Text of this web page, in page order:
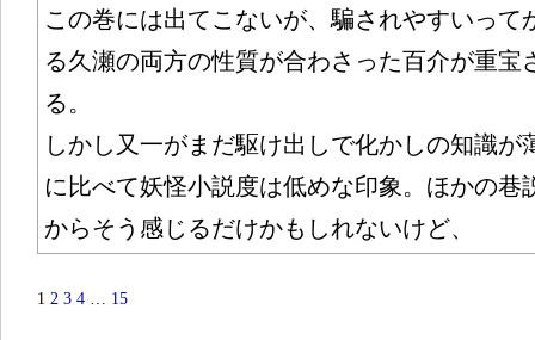
この巻には出てこないが、騙されやすいって
る久瀬の両方の性質が合わさった百介が重宝
る。
しかし又一がまだ駆け出しで化かしの知識が
に比べて妖怪小説度は低めな印象。ほかの巷
からそう感じるだけかもしれないけど、
1 2 3 4 … 15